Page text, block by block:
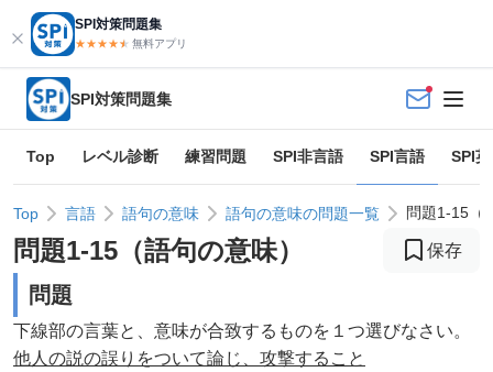
SPI対策問題集
★★★★★
★ 無料アプリ
SPI対策問題集
Top レベル診断 練習問題 SPI非言語 SPI言語 SPI
Top 言語 語句の意味 語句の意味の問題一覧 問題1-15（
問題1-15 （語句の意味） 保存
問題
下線部の言葉と、意味が合致するものを１つ選びなさい。
他人の説の誤りをついて論じ、攻撃すること